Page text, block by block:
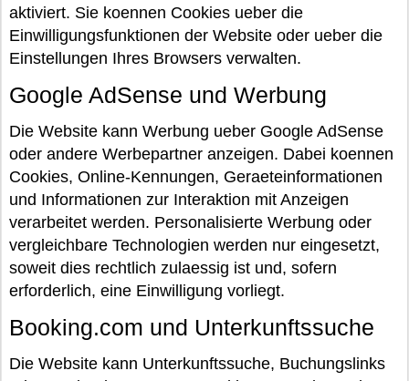
aktiviert. Sie koennen Cookies ueber die
Einwilligungsfunktionen der Website oder ueber die
Einstellungen Ihres Browsers verwalten.
Google AdSense und Werbung
Die Website kann Werbung ueber Google AdSense
oder andere Werbepartner anzeigen. Dabei koennen
Cookies, Online-Kennungen, Geraeteinformationen
und Informationen zur Interaktion mit Anzeigen
verarbeitet werden. Personalisierte Werbung oder
vergleichbare Technologien werden nur eingesetzt,
soweit dies rechtlich zulaessig ist und, sofern
erforderlich, eine Einwilligung vorliegt.
Booking.com und Unterkunftssuche
Die Website kann Unterkunftssuche, Buchungslinks